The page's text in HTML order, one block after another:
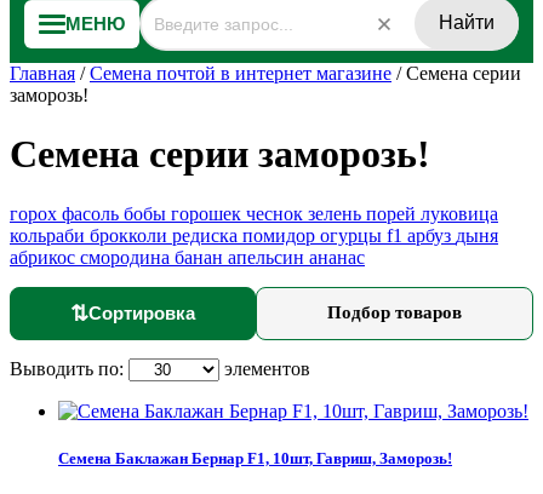
МЕНЮ Найти
Главная /Семена почтой в интернет магазине /Семена серии
заморозь!
Семена серии заморозь!
горох фасоль бобы горошек чеснок зелень порей луковица
кольраби брокколи редиска помидор огурцы f1 арбуз дыня
абрикос смородина банан апельсин ананас
⇅Сортировка Подбор товаров
Выводить по: элементов
Семена Баклажан Бернар F1, 10шт, Гавриш, Заморозь!